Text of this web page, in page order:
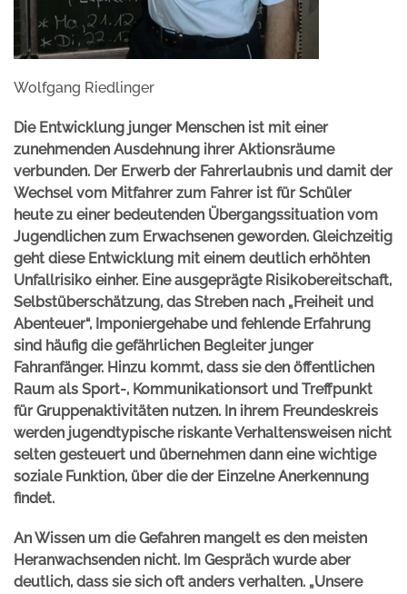
Wolfgang Riedlinger
Die Entwicklung junger Menschen ist mit einer
zunehmenden Ausdehnung ihrer Aktionsräume
verbunden. Der Erwerb der Fahrerlaubnis und damit der
Wechsel vom Mitfahrer zum Fahrer ist für Schüler
heute zu einer bedeutenden Übergangssituation vom
Jugendlichen zum Erwachsenen geworden. Gleichzeitig
geht diese Entwicklung mit einem deutlich erhöhten
Unfallrisiko einher. Eine ausgeprägte Risikobereitschaft,
Selbstüberschätzung, das Streben nach „Freiheit und
Abenteuer“, Imponiergehabe und fehlende Erfahrung
sind häufig die gefährlichen Begleiter junger
Fahranfänger. Hinzu kommt, dass sie den öffentlichen
Raum als Sport-, Kommunikationsort und Treffpunkt
für Gruppenaktivitäten nutzen. In ihrem Freundeskreis
werden jugendtypische riskante Verhaltensweisen nicht
selten gesteuert und übernehmen dann eine wichtige
soziale Funktion, über die der Einzelne Anerkennung
findet.
An Wissen um die Gefahren mangelt es den meisten
Heranwachsenden nicht. Im Gespräch wurde aber
deutlich, dass sie sich oft anders verhalten. „Unsere